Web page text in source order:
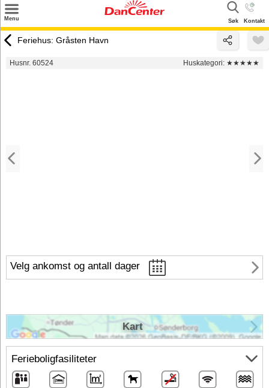
Menu Kontakt
Søk
Tilbud
Feriehus: Gråsten Havn
Husnr. 60524 Huskategori: ★★★★★
Velg ankomst og antall dager
Ferieboligfasiliteter
Kart